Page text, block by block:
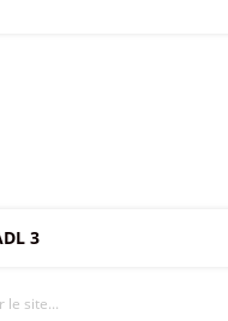
3
le site...